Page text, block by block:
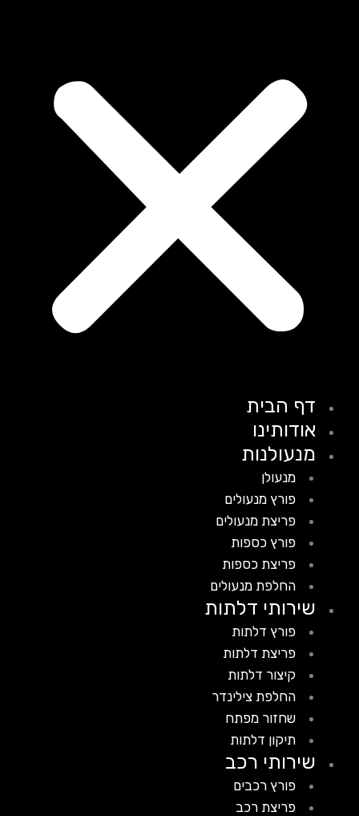
דף הבית
אודותינו
מנעולנות
מנעולן
פורץ מנעולים
פריצת מנעולים
פורץ כספות
פריצת כספות
החלפת מנעולים
שירותי דלתות
פורץ דלתות
פריצת דלתות
קיצור דלתות
החלפת צילינדר
שחזור מפתח
תיקון דלתות
שירותי רכב
פורץ רכבים
פריצת רכב